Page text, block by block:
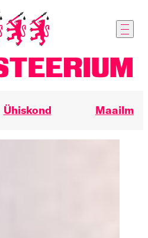
Ühiskond Maailm